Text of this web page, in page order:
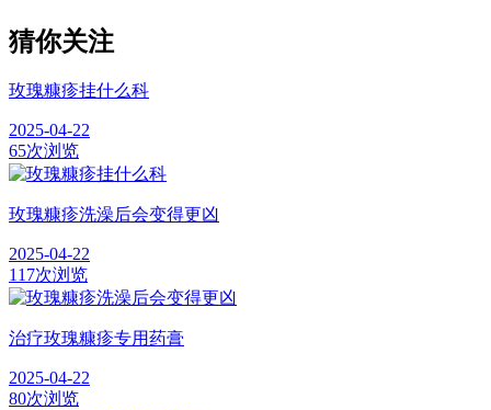
猜你关注
玫瑰糠疹挂什么科
2025-04-22
65次浏览
玫瑰糠疹洗澡后会变得更凶
2025-04-22
117次浏览
治疗玫瑰糠疹专用药膏
2025-04-22
80次浏览